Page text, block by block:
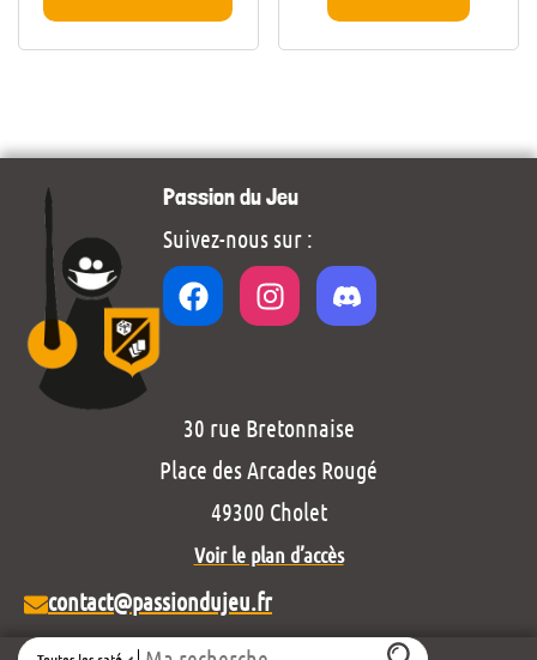
Search
Passion du Jeu
Suivez-nous sur :
30 rue Bretonnaise
Place des Arcades Rougé
49300 Cholet
Voir le plan d’accès
contact@passiondujeu.fr